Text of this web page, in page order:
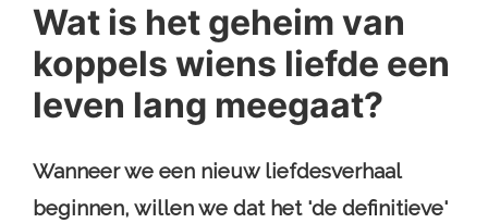
Wat is het geheim van
koppels wiens liefde een
leven lang meegaat?
Wanneer we een nieuw liefdesverhaal
beginnen, willen we dat het 'de definitieve'